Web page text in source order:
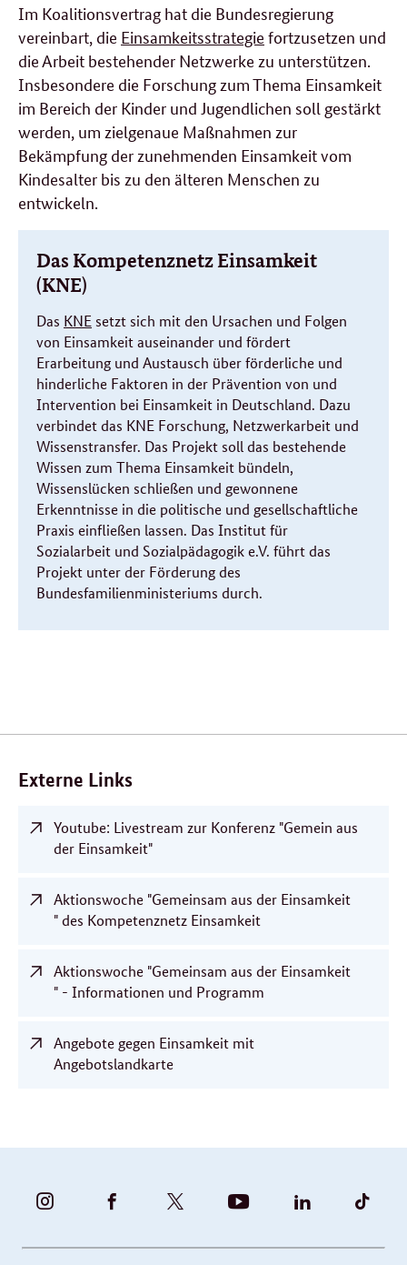
Im Koalitionsvertrag hat die Bundesregierung
vereinbart, die Einsamkeitsstrategie fortzusetzen und
die Arbeit bestehender Netzwerke zu unterstützen.
Insbesondere die Forschung zum Thema Einsamkeit
im Bereich der Kinder und Jugendlichen soll gestärkt
werden, um zielgenaue Maßnahmen zur
Bekämpfung der zunehmenden Einsamkeit vom
Kindesalter bis zu den älteren Menschen zu
entwickeln.
Das Kompetenznetz Einsamkeit
(KNE)
Das KNE setzt sich mit den Ursachen und Folgen
von Einsamkeit auseinander und fördert
Erarbeitung und Austausch über förderliche und
hinderliche Faktoren in der Prävention von und
Intervention bei Einsamkeit in Deutschland. Dazu
verbindet das KNE Forschung, Netzwerkarbeit und
Wissenstransfer. Das Projekt soll das bestehende
Wissen zum Thema Einsamkeit bündeln,
Wissenslücken schließen und gewonnene
Erkenntnisse in die politische und gesellschaftliche
Praxis einfließen lassen. Das Institut für
Sozialarbeit und Sozialpädagogik e.V. führt das
Projekt unter der Förderung des
Bundesfamilienministeriums durch.
Externe Links
Youtube: Livestream zur Konferenz "Gemein aus
der Einsamkeit"
Aktionswoche "Gemeinsam aus der Einsamkeit
" des Kompetenznetz Einsamkeit
Aktionswoche "Gemeinsam aus der Einsamkeit
" - Informationen und Programm
Angebote gegen Einsamkeit mit
Angebotslandkarte
BUNDESFAMILIENMINISTERIUM
INSTAGRAM
BUNDESFAMILIENMINISTERIUM
FACEBOOK
FAMILIENMINISTERIUM
|
BMBFSFJ
YOUTUBE
BMFSFJ
LINKEDIN